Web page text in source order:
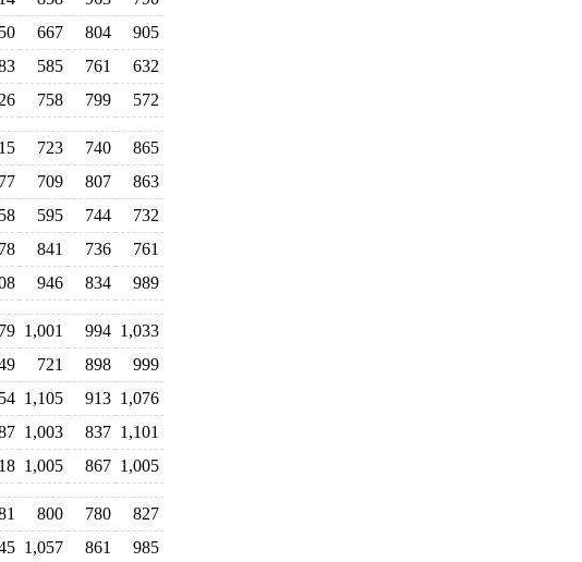
667 804
905
585 761
632
758 799 572
723 740
865
709 807
863
595 744
732
841 736
761
946 834 989
1,001 994 1,033
721 898
999
1,105 913 1,076
1,003 837 1,101
1,005 867 1,005
800 780
827
1,057 861 985